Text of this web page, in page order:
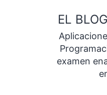
contenido
EL
examen